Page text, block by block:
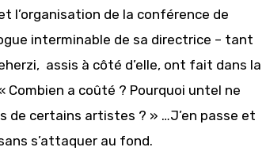
l’organisation de la conférence de
interminable de sa directrice – tant
assis à côté d’elle, ont fait dans la
a coûté ? Pourquoi untel ne
de certains artistes ? » …J’en passe et
s’attaquer au fond.